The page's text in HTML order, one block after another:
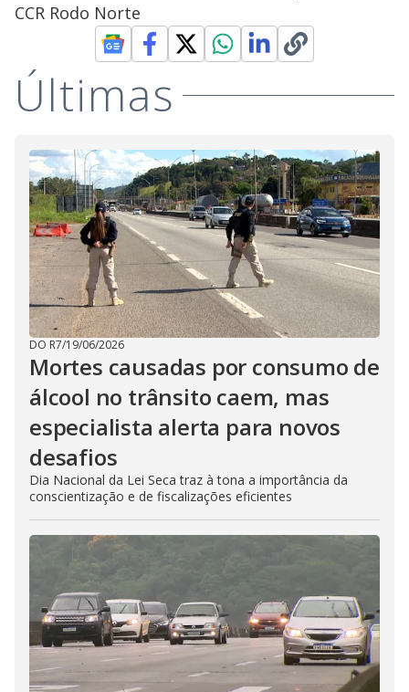
CCR Rodo Norte
Últimas
DO R7/19/06/2026
Mortes causadas por consumo de
álcool no trânsito caem, mas
especialista alerta para novos
desafios
Dia Nacional da Lei Seca traz à tona a importância da
conscientização e de fiscalizações eficientes